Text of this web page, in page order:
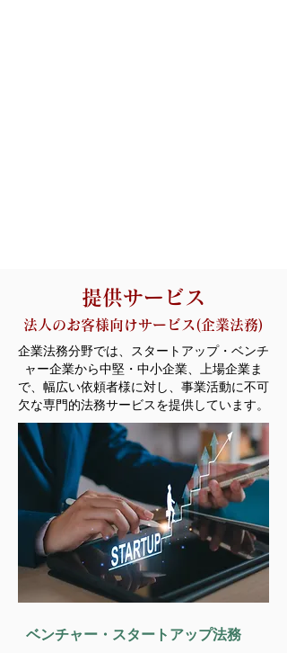
​提供サービス
​法人のお客様向けサービス(企業法務)
企業法務分野では、スタートアップ・ベンチ
ャー企業から中堅・中小企業、上場企業ま
で、幅広い依頼者様に対し、事業活動に不可
欠な専門的法務サービスを提供しています。
​ベンチャー・スタートアップ法務